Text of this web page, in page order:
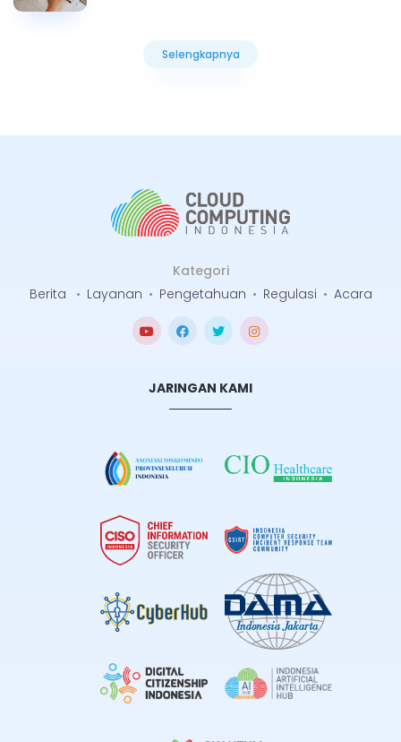
Selengkapnya
Kategori
Berita
• Layanan • Pengetahuan • Regulasi • Acara
JARINGAN KAMI